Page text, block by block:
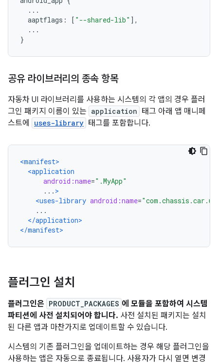
...
aaptflags : [ "--shared-lib" ],
...
}
공유 라이브러리의 종속 항목
자동차 UI 라이브러리를 사용하는 시스템의 각 앱의 경우 플러
그인 패키지 이름이 있는 application 태그 아래 앱 매니페
스트에
uses-library 태그를 포함합니다.
<manifest>
<application
android:name=".MyApp"
... >
<uses-library android:name=
...
</application>
</manifest>
플러그인 설치
플러그인은 PRODUCT_PACKAGES 에 모듈을 포함하여 시스템
파티션에 사전 설치되어야 합니다. 사전 설치된 패키지는 설치
된 다른 앱과 마찬가지로 업데이트할 수 있습니다.
시스템의 기존 플러그인을 업데이트하는 경우 해당 플러그인을
사용하는 앱은 자동으로 종료됩니다. 사용자가 다시 열면 변경